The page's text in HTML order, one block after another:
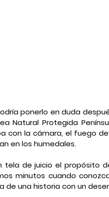
ponerlo en duda
Natural Protegida
con la cámara, el fuego
en los humedales.
tela de juicio el propósito
minutos cuando
de una historia con un